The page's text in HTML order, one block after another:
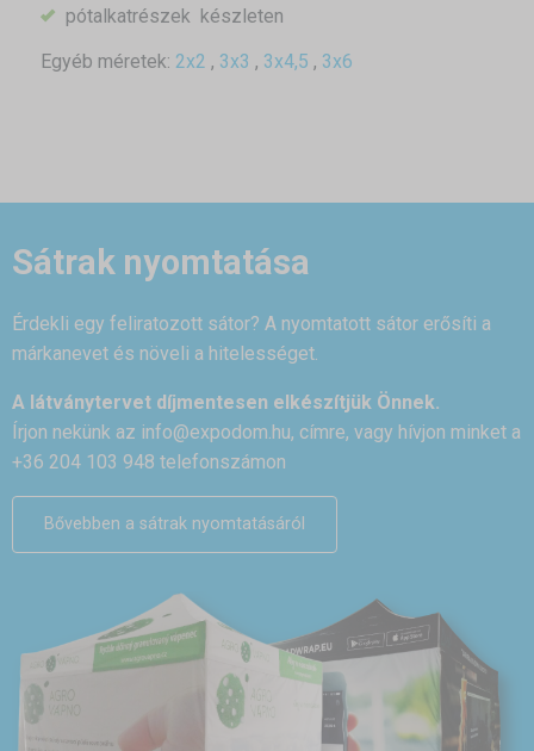
pótalkatrészek készleten
Egyéb méretek: 2x2 , 3x3 , 3x4,5 , 3x6
Sátrak nyomtatása
Érdekli egy feliratozott sátor? A nyomtatott sátor erősíti a
márkanevet és növeli a hitelességet.
A látványtervet díjmentesen elkészítjük Önnek.
Írjon nekünk az info@expodom.hu, címre, vagy hívjon minket a
+36 204 103 948 telefonszámon
Bővebben a sátrak nyomtatásáról